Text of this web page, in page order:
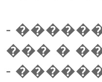
-
��� �
-